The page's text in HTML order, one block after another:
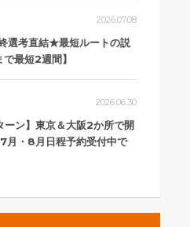
2026.07.08
選考直結★最短ルートの説
最短2週間】
2026.06.30
ーン】東京＆大阪2か所で開
月・8月日程予約受付中で